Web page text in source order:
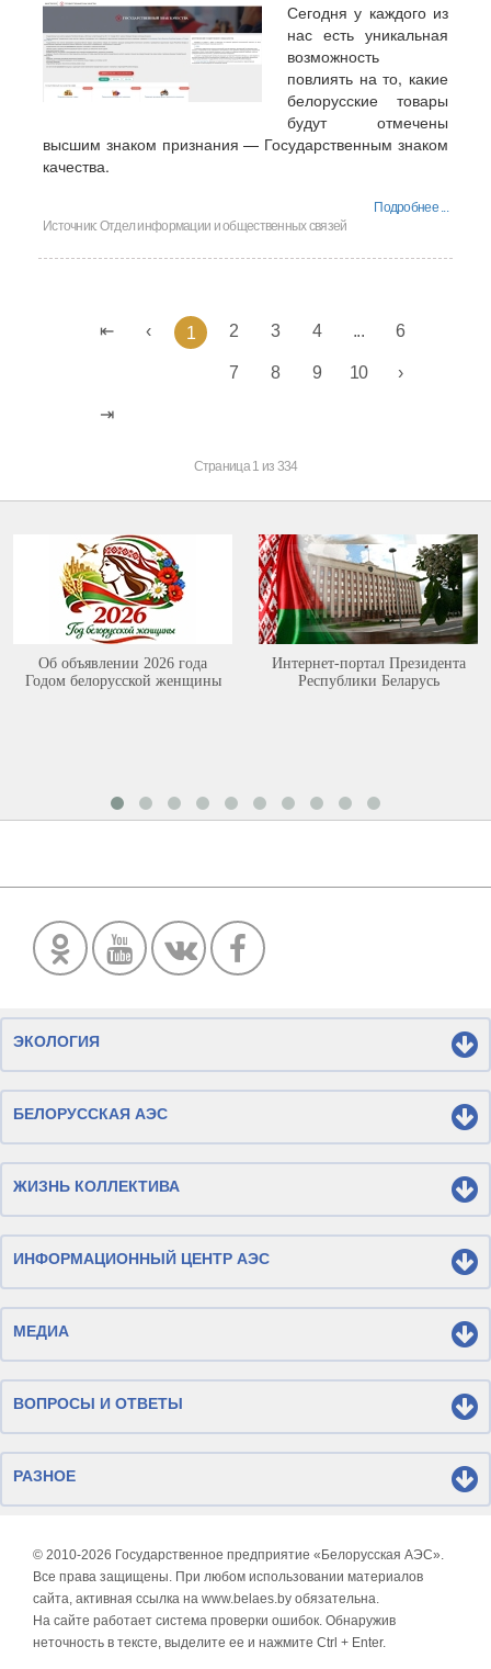
Сегодня у каждого из
нас есть уникальная
возможность
повлиять на то, какие
белорусские товары
будут отмечены
высшим знаком признания — Государственным знаком
качества.
Подробнее ...
Источник:Отдел информации и общественных связей
1 2 3 4 ... 6
7 8 9 10
Страница 1 из 334
Об объявлении 2026 года
Годом белорусской женщины
Интернет-портал Президента
Республики Беларусь
ЭКОЛОГИЯ
БЕЛОРУССКАЯ АЭС
ЖИЗНЬ КОЛЛЕКТИВА
ИНФОРМАЦИОННЫЙ ЦЕНТР АЭС
МЕДИА
ВОПРОСЫ И ОТВЕТЫ
РАЗНОЕ
© 2010-2026 Государственное предприятие «Белорусская АЭС».
Все права защищены. При любом использовании материалов
сайта, активная ссылка на www.belaes.by обязательна.
На сайте работает система проверки ошибок. Обнаружив
неточность в тексте, выделите ее и нажмите Ctrl + Enter.